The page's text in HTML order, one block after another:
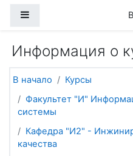
Информация о
В начало
Курсы
Факультет "И"
системы
Кафедра "И2" -
качества